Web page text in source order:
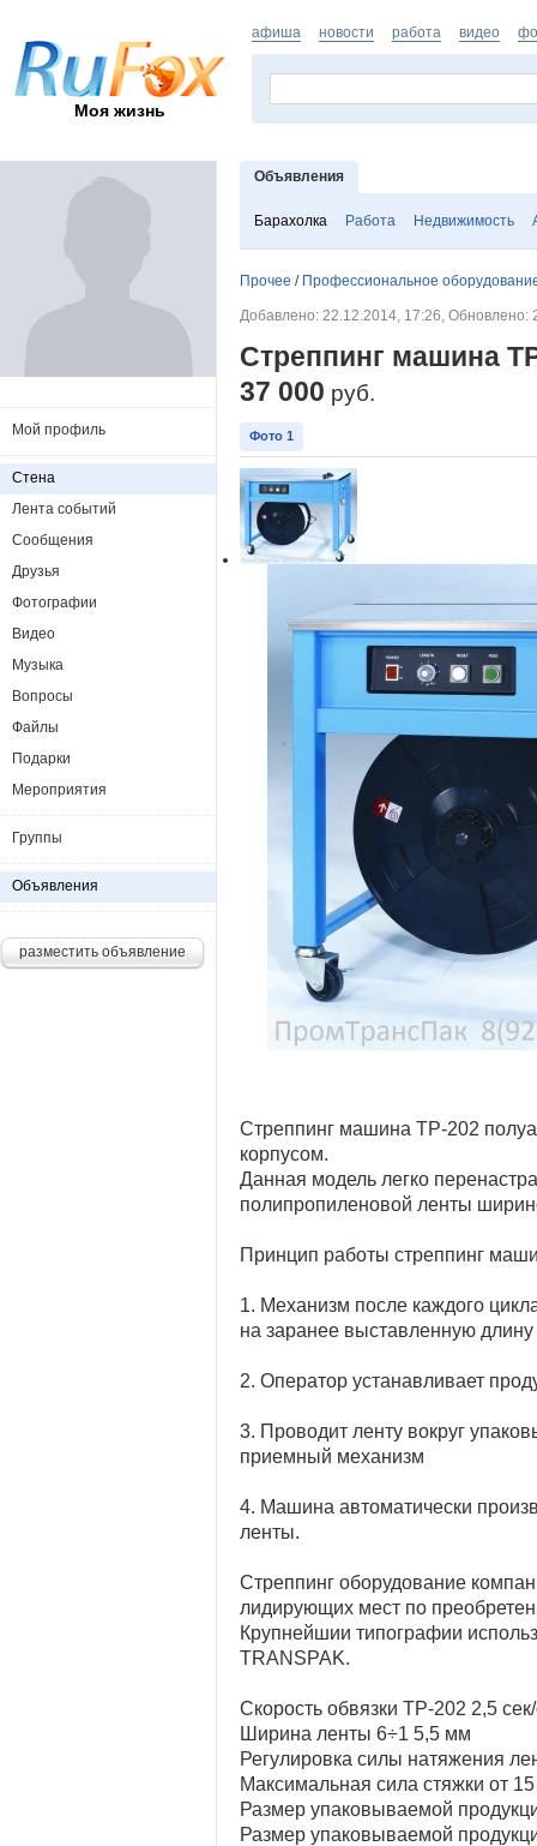
Моя жизнь
афиша новости работа видео
Объявления
Барахолка Работа Недвижимость
Прочее / Профессиональное
Добавлено: 22.12.2014, 17:26, Обновлено:
Стреппинг машина
37 000 руб.
Фото 1
Стреппинг машина ТР-202
корпусом.
Данная модель легко
полипропиленовой ленты
Принцип работы стреппинг
1. Механизм после каждого
на заранее выставленную длину
2. Оператор устанавливает
3. Проводит ленту вокруг
приемный механизм
4. Машина автоматически
ленты.
Стреппинг оборудование
лидирующих мест по
Крупнейшии типографии
TRANSPAK.
Скорость обвязки ТР-202 2,5
Ширина ленты 6÷1 5,5 мм
Регулировка силы натяжения
Максимальная сила стяжки от 15
Размер упаковываемой
Размер упаковываемой
Мой профиль
Стена
Лента событий
Сообщения
Друзья
Фотографии
Видео
Музыка
Вопросы
Файлы
Подарки
Мероприятия
Группы
Объявления
разместить объявление